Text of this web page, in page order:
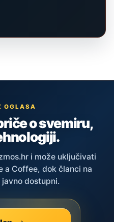
OGLASA
o svemiru,
i može uključivati
a Coffee, dok članci na
javno dostupni.